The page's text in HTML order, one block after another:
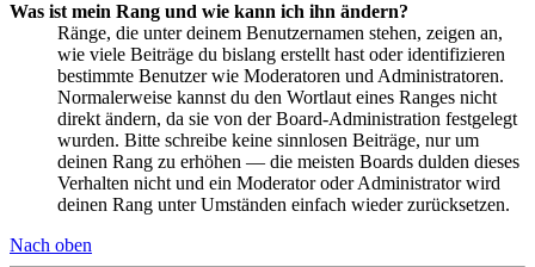
Was ist mein Rang und wie kann ich ihn ändern?
Ränge, die unter deinem Benutzernamen stehen, zeigen an,
wie viele Beiträge du bislang erstellt hast oder identifizieren
bestimmte Benutzer wie Moderatoren und Administratoren.
Normalerweise kannst du den Wortlaut eines Ranges nicht
direkt ändern, da sie von der Board-Administration festgelegt
wurden. Bitte schreibe keine sinnlosen Beiträge, nur um
deinen Rang zu erhöhen — die meisten Boards dulden dieses
Verhalten nicht und ein Moderator oder Administrator wird
deinen Rang unter Umständen einfach wieder zurücksetzen.
Nach oben